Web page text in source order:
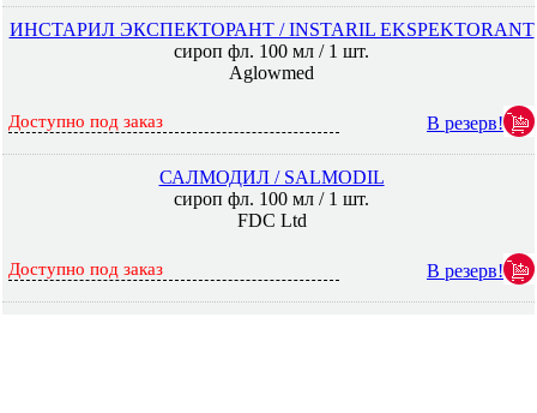
ИНСТАРИЛ ЭКСПЕКТОРАНТ / INSTARIL EKSPEKTORANT
сироп фл. 100 мл / 1 шт.
Aglowmed
Доступно под заказ В резерв!
САЛМОДИЛ / SALMODIL
сироп фл. 100 мл / 1 шт.
FDC Ltd
Доступно под заказ В резерв!